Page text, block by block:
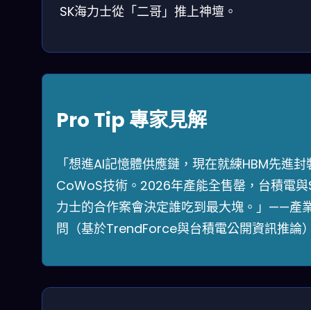
SK海力士從「二哥」推上神壇。
Pro Tip 專家見解
「想進AI記憶體供應鏈，現在就練HBM先進封
CoWoS技術。2026年產能全售罄，台積電與
力士的合作案會決定誰吃到最大塊。」——產
問（基於TrendForce與台積電公開資訊推論